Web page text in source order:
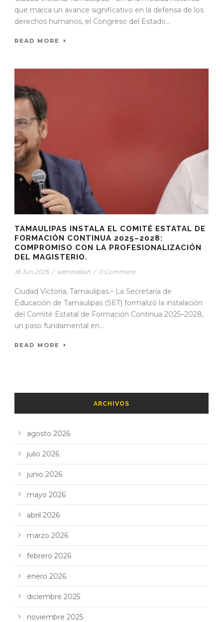
que marca un avance significativo en la defensa de los
derechos humanos, el Congreso del Estado...
READ MORE
TAMAULIPAS INSTALA EL COMITÉ ESTATAL DE
FORMACIÓN CONTINUA 2025–2028:
COMPROMISO CON LA PROFESIONALIZACIÓN
DEL MAGISTERIO.
18 Jun 2025 / admindash / 0 Comment
Ciudad Victoria, Tamaulipas.– La Secretaría de
Educación de Tamaulipas (SET) formalizó la instalación
del Comité Estatal de Formación Continua 2025–2028,
un paso fundamental en...
READ MORE
ARCHIVOS
agosto 2026
julio 2026
junio 2026
mayo 2026
abril 2026
marzo 2026
febrero 2026
enero 2026
diciembre 2025
noviembre 2025